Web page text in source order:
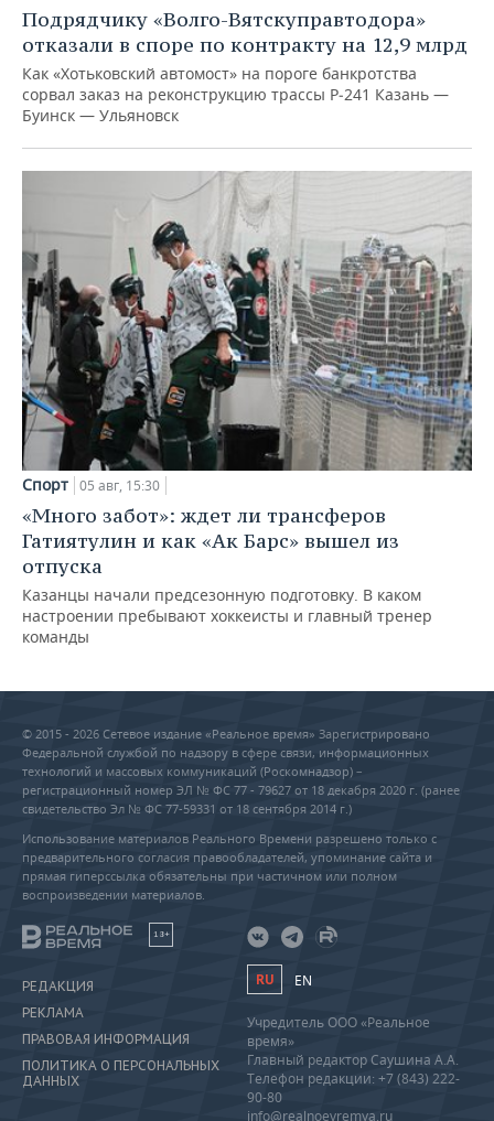
Подрядчику «Волго-Вятскуправтодора»
отказали в споре по контракту на 12,9 млрд
Как «Хотьковский автомост» на пороге банкротства
сорвал заказ на реконструкцию трассы Р‑241 Казань —
Буинск — Ульяновск
Спорт 05 авг, 15:30
«Много забот»: ждет ли трансферов
Гатиятулин и как «Ак Барс» вышел из
отпуска
Казанцы начали предсезонную подготовку. В каком
настроении пребывают хоккеисты и главный тренер
команды
© 2015 - 2026 Сетевое издание «Реальное время» Зарегистрировано
Федеральной службой по надзору в сфере связи, информационных
технологий и массовых коммуникаций (Роскомнадзор) –
регистрационный номер ЭЛ № ФС 77 - 79627 от 18 декабря 2020 г. (ранее
свидетельство Эл № ФС 77-59331 от 18 сентября 2014 г.)
Использование материалов Реального Времени разрешено только с
предварительного согласия правообладателей, упоминание сайта и
прямая гиперссылка обязательны при частичном или полном
воспроизведении материалов.
18+
РЕДАКЦИЯ
РЕКЛАМА
ПРАВОВАЯ ИНФОРМАЦИЯ
ПОЛИТИКА О ПЕРСОНАЛЬНЫХ
ДАННЫХ
RU EN
Учредитель ООО «Реальное
время»
Главный редактор Саушина А.А.
Телефон редакции: +7 (843) 222-
90-80
info@realnoevremya.ru